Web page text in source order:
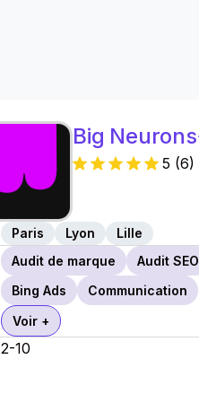
Big Neurons
5 (6)
Paris Lyon
Lille
Audit de marque
Audit SEO
Bing Ads
Communication
Voir +
2-10